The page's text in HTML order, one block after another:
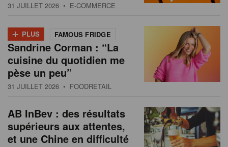
31 JUILLET 2026 • E-COMMERCE
+ PLUS FAMOUS FRIDGE
Sandrine Corman : “La
cuisine du quotidien me
pèse un peu”
31 JUILLET 2026 • FOODRETAIL
AB InBev : des résultats
supérieurs aux attentes,
et une Chine en difficulté